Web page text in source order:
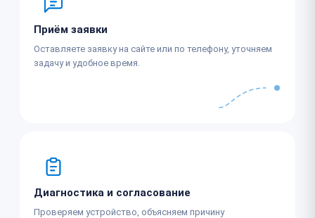
Приём заявки
Оставляете заявку на сайте или по телефону, уточняем
задачу и удобное время.
Диагностика и согласование
Проверяем устройство, объясняем причину